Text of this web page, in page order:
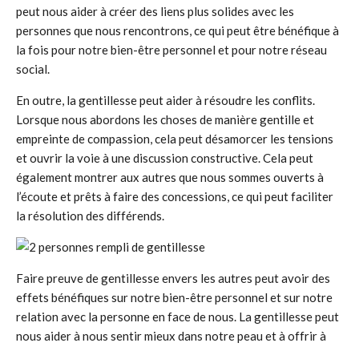
peut nous aider à créer des liens plus solides avec les
personnes que nous rencontrons, ce qui peut être bénéfique à
la fois pour notre bien-être personnel et pour notre réseau
social.
En outre, la gentillesse peut aider à résoudre les conflits.
Lorsque nous abordons les choses de manière gentille et
empreinte de compassion, cela peut désamorcer les tensions
et ouvrir la voie à une discussion constructive. Cela peut
également montrer aux autres que nous sommes ouverts à
l’écoute et prêts à faire des concessions, ce qui peut faciliter
la résolution des différends.
Faire preuve de gentillesse envers les autres peut avoir des
effets bénéfiques sur notre bien-être personnel et sur notre
relation avec la personne en face de nous. La gentillesse peut
nous aider à nous sentir mieux dans notre peau et à offrir à